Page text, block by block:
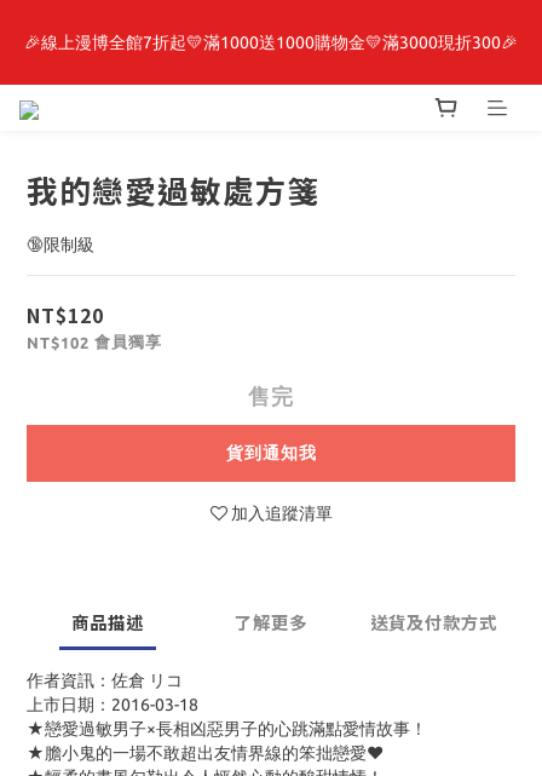
最新開賣🔥「全知讀者視角」 周邊商品
🎉線上漫博全館7折起💛滿1000送1000購物金💛滿3000現折300🎉
【抽籤堂】 影之強者、你又被殺了呢，偵探大人、約會大作戰、
最新開賣🔥「全知讀者視角」 周邊商品
我的戀愛過敏處方箋
🔞限制級
NT$120
NT$102 會員獨享
售完
貨到通知我
加入追蹤清單
商品描述 了解更多 送貨及付款方式
作者資訊：佐倉 リコ
上市日期：2016-03-18
★戀愛過敏男子×長相凶惡男子的心跳滿點愛情故事！
★膽小鬼的一場不敢超出友情界線的笨拙戀愛♥